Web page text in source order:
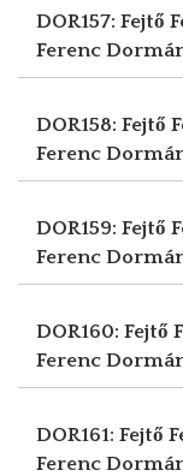
DOR157: Fejtő
Ferenc
DOR158: Fejtő
Ferenc
DOR159: Fejtő
Ferenc
DOR160: Fejtő
Ferenc
DOR161: Fejtő
Ferenc